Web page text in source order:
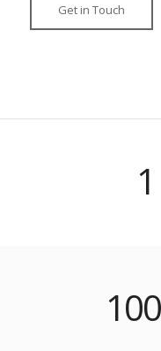
Get in Touch
1
100